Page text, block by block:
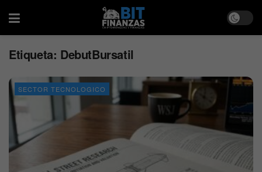
Etiqueta: DebutBursatil
SECTOR TECNOLOGICO